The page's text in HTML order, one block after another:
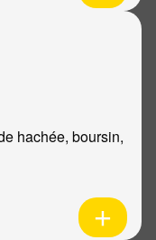
hachée, boursin,